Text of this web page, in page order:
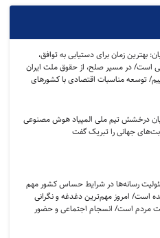
بهترین زمان برای دستیابی به توافق،
است/ در مسیر صلح، از حقوق ملت ایران
توسعه مناسبات اقتصادی با کشورهای
باید بر مبنای شایسته‌سالاری،
و ارزیابی عملکرد باشد
درخشش تیم ملی المپیاد هوش مصنوعی
جهانی را تبریک گفت
رسانه‌ها در شرایط حساس کشور مهم
است/ امروز مهم‌ترین دغدغه و نگرانی
مردم است/ انسجام اجتماعی و حضور